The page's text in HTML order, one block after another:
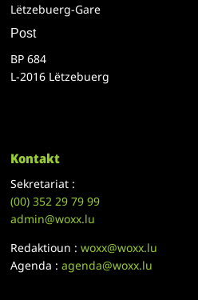
Lëtzebuerg-Gare
Post
BP 684
L-2016 Lëtzebuerg
Kontakt
Sekretariat :
(00)352 29 79 99
admin@woxx.lu
Redaktioun :woxx@woxx.lu
Agenda :agenda@woxx.lu